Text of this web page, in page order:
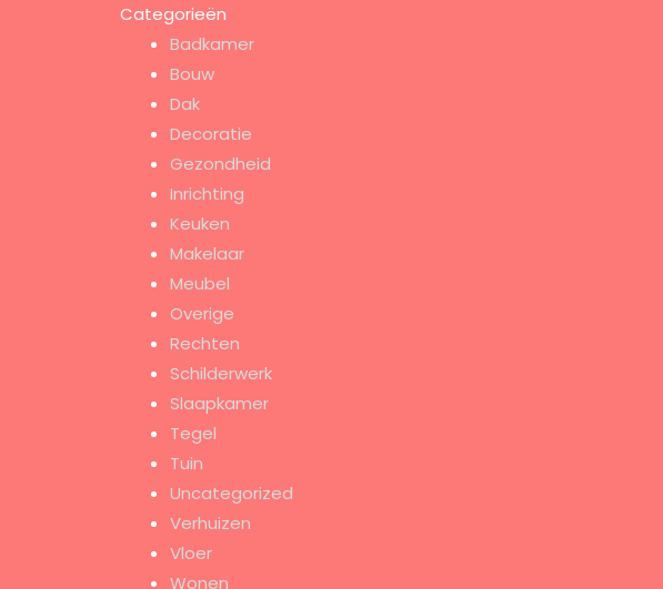
Categorieën
Badkamer
Bouw
Dak
Decoratie
Gezondheid
Inrichting
Keuken
Makelaar
Meubel
Overige
Rechten
Schilderwerk
Slaapkamer
Tegel
Tuin
Uncategorized
Verhuizen
Vloer
Wonen